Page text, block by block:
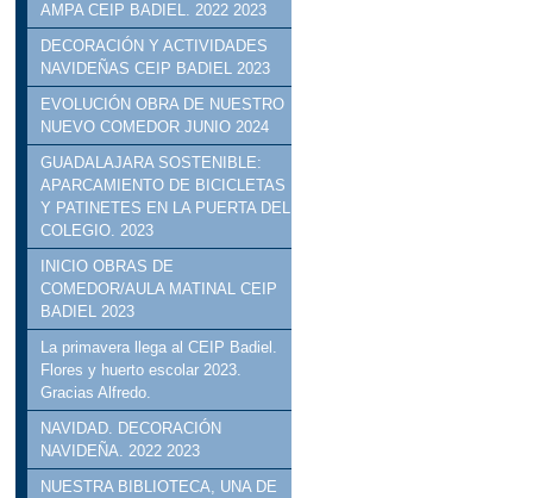
AMPA CEIP BADIEL. 2022 2023
DECORACIÓN Y ACTIVIDADES
NAVIDEÑAS CEIP BADIEL 2023
EVOLUCIÓN OBRA DE NUESTRO
NUEVO COMEDOR JUNIO 2024
GUADALAJARA SOSTENIBLE:
APARCAMIENTO DE BICICLETAS
Y PATINETES EN LA PUERTA DEL
COLEGIO. 2023
INICIO OBRAS DE
COMEDOR/AULA MATINAL CEIP
BADIEL 2023
La primavera llega al CEIP Badiel.
Flores y huerto escolar 2023.
Gracias Alfredo.
NAVIDAD. DECORACIÓN
NAVIDEÑA. 2022 2023
NUESTRA BIBLIOTECA, UNA DE